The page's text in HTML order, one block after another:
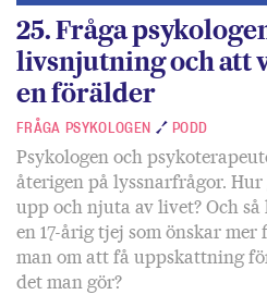
25. Fråga
livsnjutning och att
en förälder
FRÅGA PSYKOLOGEN PODD
Psykologen och
återigen på lyssnarfrågor.
upp och njuta av livet? Och
en 17-årig tjej som önskar
man om att få uppskattning
det man gör?